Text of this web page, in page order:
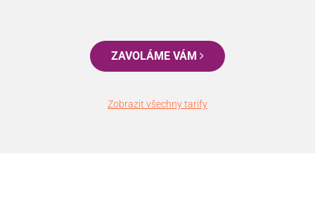
ZAVOLÁME VÁM
Zobrazit všechny tarify